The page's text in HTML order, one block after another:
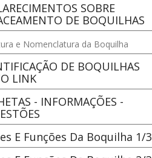
SOBRE
DE BOQUILHAS
e Nomenclatura da Boquilha
DE BOQUILHAS
LINK
- INFORMAÇÕES -
E Funções Da Boquilha 1/3